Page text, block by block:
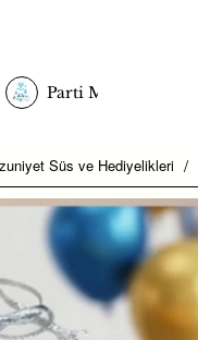
Parti Malzemeleri
Süs ve Hediyelikleri